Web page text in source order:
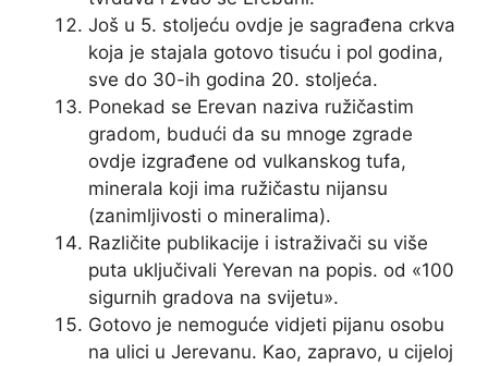
Još u 5. stoljeću ovdje je sagrađena crkva
koja je stajala gotovo tisuću i pol godina,
sve do 30-ih godina 20. stoljeća.
Ponekad se Erevan naziva ružičastim
gradom, budući da su mnoge zgrade
ovdje izgrađene od vulkanskog tufa,
minerala koji ima ružičastu nijansu
(zanimljivosti o mineralima).
Različite publikacije i istraživači su više
puta uključivali Yerevan na popis. od «100
sigurnih gradova na svijetu».
Gotovo je nemoguće vidjeti pijanu osobu
na ulici u Jerevanu. Kao, zapravo, u cijeloj